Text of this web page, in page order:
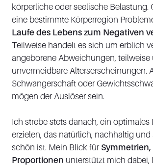
körperliche oder seelische Belastung.
eine bestimmte Körperregion
Laufe des Lebens zum Negativen
Teilweise handelt es sich um erblich
angeborene Abweichungen, teilweise
unvermeidbare Alterserscheinungen.
Schwangerschaft oder
mögen der Auslöser sein.
Ich strebe stets danach, ein optimales
erzielen, das natürlich, nachhaltig
schön ist. Mein Blick für
Proportionen unterstützt mich dabei,